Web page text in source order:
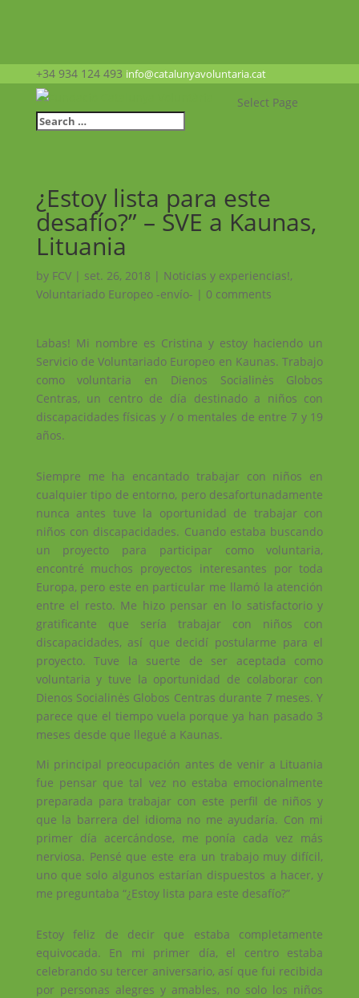
+34 934 124 493 info@catalunyavoluntaria.cat
Select Page
¿Estoy lista para este
desafío?” – SVE a Kaunas,
Lituania
by FCV| set. 26, 2018 | Noticias y experiencias!,
Voluntariado Europeo -envío- | 0 comments
Labas! Mi nombre es Cristina y estoy haciendo un
Servicio de Voluntariado Europeo en Kaunas. Trabajo
como voluntaria en Dienos Socialinės Globos
Centras, un centro de día destinado a niños con
discapacidades físicas y / o mentales de entre 7 y 19
años.
Siempre me ha encantado trabajar con niños en
cualquier tipo de entorno, pero desafortunadamente
nunca antes tuve la oportunidad de trabajar con
niños con discapacidades. Cuando estaba buscando
un proyecto para participar como voluntaria,
encontré muchos proyectos interesantes por toda
Europa, pero este en particular me llamó la atención
entre el resto. Me hizo pensar en lo satisfactorio y
gratificante que sería trabajar con niños con
discapacidades, así que decidí postularme para el
proyecto. Tuve la suerte de ser aceptada como
voluntaria y tuve la oportunidad de colaborar con
Dienos Socialinės Globos Centras durante 7 meses. Y
parece que el tiempo vuela porque ya han pasado 3
meses desde que llegué a Kaunas.
Mi principal preocupación antes de venir a Lituania
fue pensar que tal vez no estaba emocionalmente
preparada para trabajar con este perfil de niños y
que la barrera del idioma no me ayudaría. Con mi
primer día acercándose, me ponía cada vez más
nerviosa. Pensé que este era un trabajo muy difícil,
uno que solo algunos estarían dispuestos a hacer, y
me preguntaba “¿Estoy lista para este desafío?”
Estoy feliz de decir que estaba completamente
equivocada. En mi primer día, el centro estaba
celebrando su tercer aniversario, así que fui recibida
por personas alegres y amables, no solo los niños